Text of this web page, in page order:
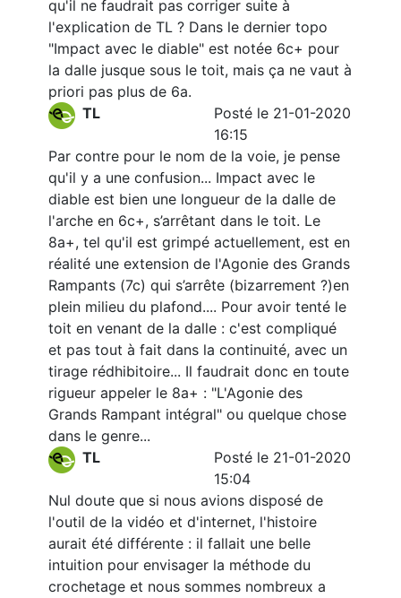
qu'il ne faudrait pas corriger suite à
l'explication de TL ? Dans le dernier topo
"Impact avec le diable" est notée 6c+ pour
la dalle jusque sous le toit, mais ça ne vaut à
priori pas plus de 6a.
TL
Posté le 21-01-2020
16:15
Par contre pour le nom de la voie, je pense
qu'il y a une confusion... Impact avec le
diable est bien une longueur de la dalle de
l'arche en 6c+, s’arrêtant dans le toit. Le
8a+, tel qu'il est grimpé actuellement, est en
réalité une extension de l'Agonie des Grands
Rampants (7c) qui s’arrête (bizarrement ?)en
plein milieu du plafond.... Pour avoir tenté le
toit en venant de la dalle : c'est compliqué
et pas tout à fait dans la continuité, avec un
tirage rédhibitoire... Il faudrait donc en toute
rigueur appeler le 8a+ : "L'Agonie des
Grands Rampant intégral" ou quelque chose
dans le genre...
TL
Posté le 21-01-2020
15:04
Nul doute que si nous avions disposé de
l'outil de la vidéo et d'internet, l'histoire
aurait été différente : il fallait une belle
intuition pour envisager la méthode du
crochetage et nous sommes nombreux a